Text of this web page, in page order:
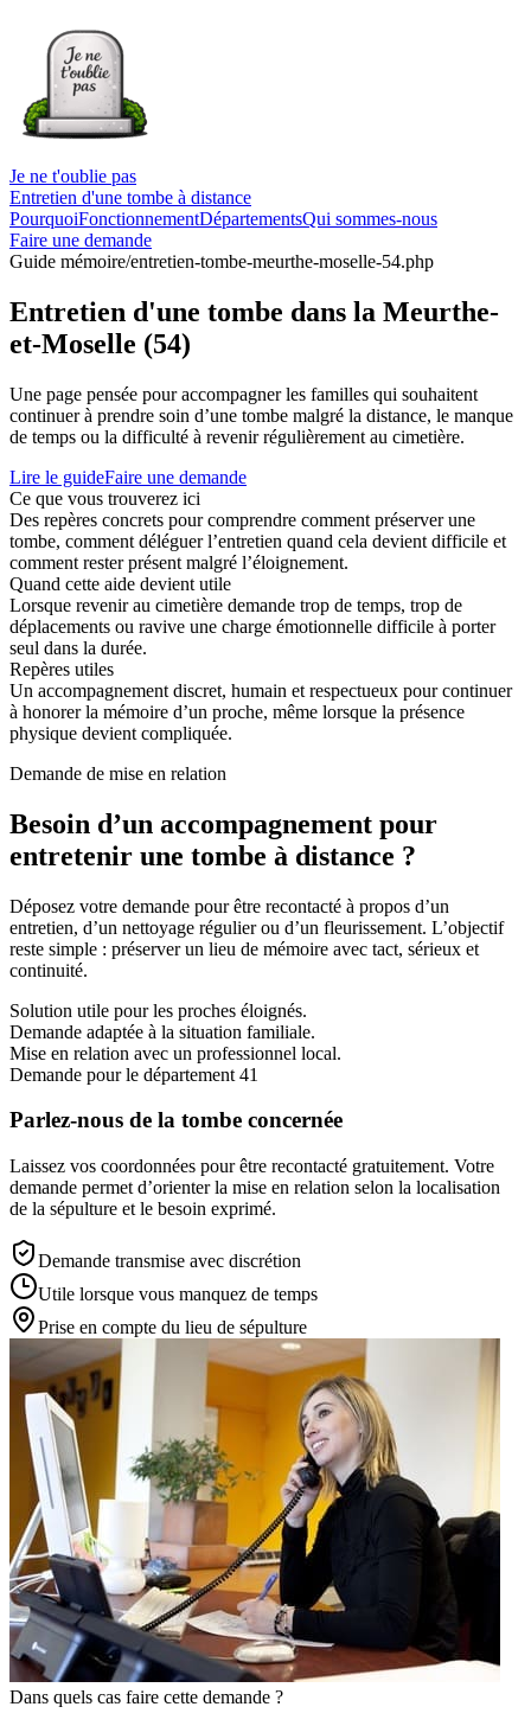
Je ne t'oublie pas
Entretien d'une tombe à distance
PourquoiFonctionnementDépartementsQui sommes-nous
Faire une demande
Guide mémoire/entretien-tombe-meurthe-moselle-54.php
Entretien d'une tombe dans la Meurthe-
et-Moselle (54)
Une page pensée pour accompagner les familles qui souhaitent
continuer à prendre soin d’une tombe malgré la distance, le manque
de temps ou la difficulté à revenir régulièrement au cimetière.
Lire le guideFaire une demande
Ce que vous trouverez ici
Des repères concrets pour comprendre comment préserver une
tombe, comment déléguer l’entretien quand cela devient difficile et
comment rester présent malgré l’éloignement.
Quand cette aide devient utile
Lorsque revenir au cimetière demande trop de temps, trop de
déplacements ou ravive une charge émotionnelle difficile à porter
seul dans la durée.
Repères utiles
Un accompagnement discret, humain et respectueux pour continuer
à honorer la mémoire d’un proche, même lorsque la présence
physique devient compliquée.
Demande de mise en relation
Besoin d’un accompagnement pour
entretenir une tombe à distance ?
Déposez votre demande pour être recontacté à propos d’un
entretien, d’un nettoyage régulier ou d’un fleurissement. L’objectif
reste simple : préserver un lieu de mémoire avec tact, sérieux et
continuité.
Solution utile pour les proches éloignés.
Demande adaptée à la situation familiale.
Mise en relation avec un professionnel local.
Demande pour le département 41
Parlez-nous de la tombe concernée
Laissez vos coordonnées pour être recontacté gratuitement. Votre
demande permet d’orienter la mise en relation selon la localisation
de la sépulture et le besoin exprimé.
Demande transmise avec discrétion
Utile lorsque vous manquez de temps
Prise en compte du lieu de sépulture
Dans quels cas faire cette demande ?